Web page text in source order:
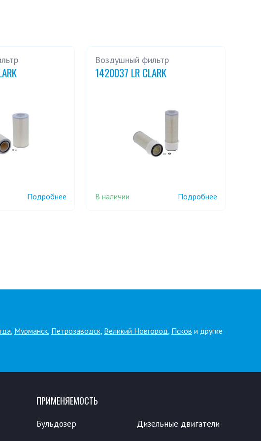
Подробнее
Воздушный фильтр
1420037 LR CLARK
В наличии Подробнее
, Мурманск, Петрозаводск, Великий Новгород, Псков и другие
ПРИМЕНЯЕМОСТЬ
Бульдозер
Дизельные двигатели